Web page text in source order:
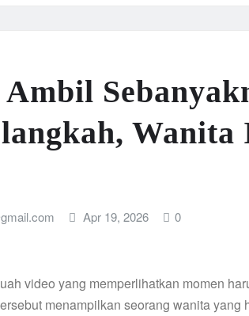
Apr 19, 2026 0
video yang memperlihatkan momen
menampilkan seorang wanita